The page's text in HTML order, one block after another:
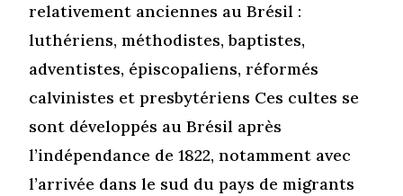
relativement anciennes au Brésil :
luthériens, méthodistes, baptistes,
adventistes, épiscopaliens, réformés
calvinistes et presbytériens Ces cultes se
sont développés au Brésil après
l’indépendance de 1822, notamment avec
l’arrivée dans le sud du pays de migrants